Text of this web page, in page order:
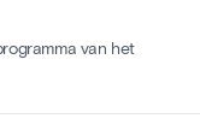
van het